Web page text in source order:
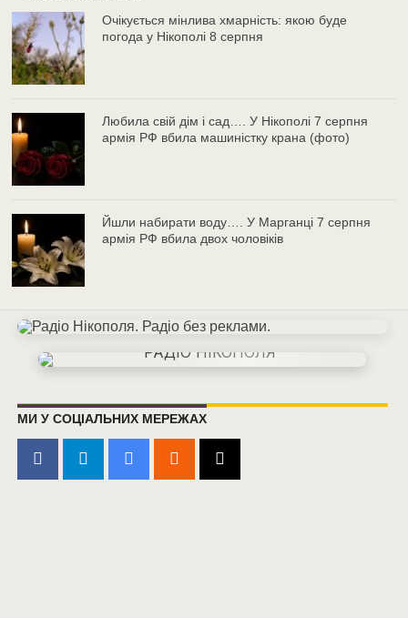
Очікується мінлива хмарність: якою буде
погода у Нікополі 8 серпня
Любила свій дім і сад…. У Нікополі 7 серпня
армія РФ вбила машиністку крана (фото)
Йшли набирати воду…. У Марганці 7 серпня
армія РФ вбила двох чоловіків
МИ У СОЦІАЛЬНИХ МЕРЕЖАХ